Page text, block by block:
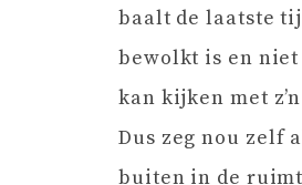
baalt de laatste
bewolkt is en
kan kijken met
Dus zeg nou zelf
buiten in de